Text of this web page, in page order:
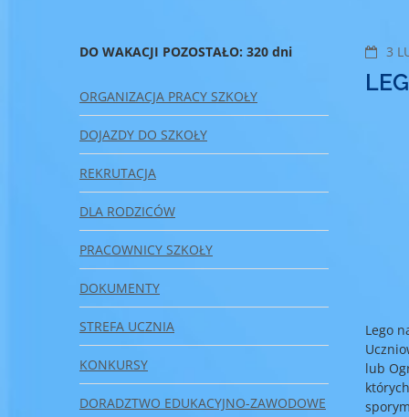
3
Lego
lub
DO WAKACJI POZOSTAŁO: 320 dni
ORGANIZACJA PRACY SZKOŁY
DOJAZDY DO SZKOŁY
REKRUTACJA
DLA RODZICÓW
PRACOWNICY SZKOŁY
DOKUMENTY
STREFA UCZNIA
KONKURSY
DORADZTWO EDUKACYJNO-ZAWODOWE